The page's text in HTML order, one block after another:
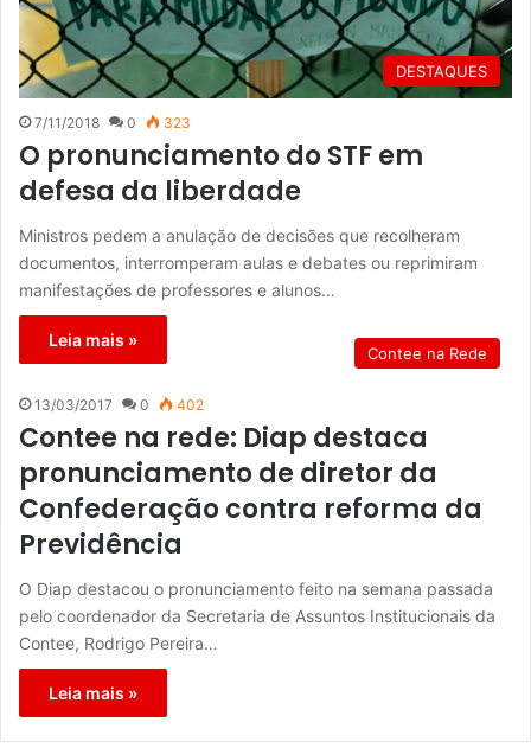
DESTAQUES
7/11/2018 0 323
O pronunciamento do STF em
defesa da liberdade
Ministros pedem a anulação de decisões que recolheram
documentos, interromperam aulas e debates ou reprimiram
manifestações de professores e alunos…
Leia mais »
Contee na Rede
13/03/2017 0 402
Contee na rede: Diap destaca
pronunciamento de diretor da
Confederação contra reforma da
Previdência
O Diap destacou o pronunciamento feito na semana passada
pelo coordenador da Secretaria de Assuntos Institucionais da
Contee, Rodrigo Pereira…
Leia mais »